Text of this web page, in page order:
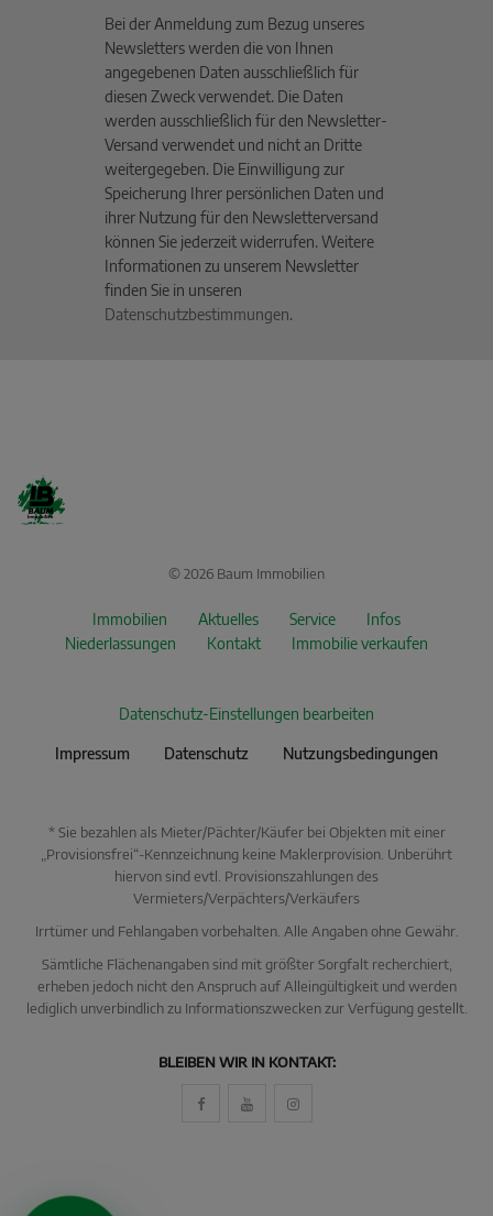
Beschreiben Sie kurz, was Sie suchen.
Bei der Anmeldung zum Bezug unseres
Newsletters werden die von Ihnen
angegebenen Daten ausschließlich für
diesen Zweck verwendet. Die Daten
werden ausschließlich für den Newsletter-
Versand verwendet und nicht an Dritte
weitergegeben. Die Einwilligung zur
Speicherung Ihrer persönlichen Daten und
ihrer Nutzung für den Newsletterversand
können Sie jederzeit widerrufen. Weitere
Informationen zu unserem Newsletter
finden Sie in unseren
Datenschutzbestimmungen.
© 2026 Baum Immobilien
Immobilien Aktuelles Service
Infos
Niederlassungen
Kontakt Immobilie verkaufen
Datenschutz-Einstellungen bearbeiten
Impressum Datenschutz Nutzungsbedingungen
* Sie bezahlen als Mieter/Pächter/Käufer bei Objekten mit einer
„Provisionsfrei“-Kennzeichnung keine Maklerprovision. Unberührt
hiervon sind evtl. Provisionszahlungen des
Vermieters/Verpächters/Verkäufers
Irrtümer und Fehlangaben vorbehalten. Alle Angaben ohne Gewähr.
Sämtliche Flächenangaben sind mit größter Sorgfalt recherchiert,
erheben jedoch nicht den Anspruch auf Alleingültigkeit und werden
lediglich unverbindlich zu Informationszwecken zur Verfügung gestellt.
BLEIBEN WIR IN KONTAKT: